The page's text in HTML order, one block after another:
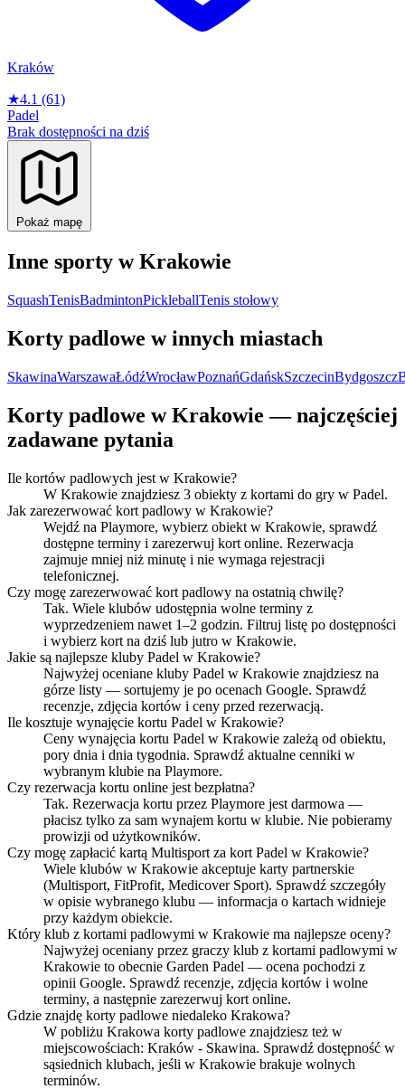
Kraków
★4.1 (61)
Padel
Brak dostępności na dziś
Pokaż mapę
Inne sporty w Krakowie
SquashTenisBadmintonPickleballTenis stołowy
Korty padlowe w innych miastach
SkawinaWarszawaŁódźWrocławPoznańGdańskSzczecinBydgoszcz
Korty padlowe w Krakowie — najczęściej
zadawane pytania
Ile kortów padlowych jest w Krakowie?
W Krakowie znajdziesz 3 obiekty z kortami do gry w Padel.
Jak zarezerwować kort padlowy w Krakowie?
Wejdź na Playmore, wybierz obiekt w Krakowie, sprawdź
dostępne terminy i zarezerwuj kort online. Rezerwacja
zajmuje mniej niż minutę i nie wymaga rejestracji
telefonicznej.
Czy mogę zarezerwować kort padlowy na ostatnią chwilę?
Tak. Wiele klubów udostępnia wolne terminy z
wyprzedzeniem nawet 1–2 godzin. Filtruj listę po dostępności
i wybierz kort na dziś lub jutro w Krakowie.
Jakie są najlepsze kluby Padel w Krakowie?
Najwyżej oceniane kluby Padel w Krakowie znajdziesz na
górze listy — sortujemy je po ocenach Google. Sprawdź
recenzje, zdjęcia kortów i ceny przed rezerwacją.
Ile kosztuje wynajęcie kortu Padel w Krakowie?
Ceny wynajęcia kortu Padel w Krakowie zależą od obiektu,
pory dnia i dnia tygodnia. Sprawdź aktualne cenniki w
wybranym klubie na Playmore.
Czy rezerwacja kortu online jest bezpłatna?
Tak. Rezerwacja kortu przez Playmore jest darmowa —
płacisz tylko za sam wynajem kortu w klubie. Nie pobieramy
prowizji od użytkowników.
Czy mogę zapłacić kartą Multisport za kort Padel w Krakowie?
Wiele klubów w Krakowie akceptuje karty partnerskie
(Multisport, FitProfit, Medicover Sport). Sprawdź szczegóły
w opisie wybranego klubu — informacja o kartach widnieje
przy każdym obiekcie.
Który klub z kortami padlowymi w Krakowie ma najlepsze oceny?
Najwyżej oceniany przez graczy klub z kortami padlowymi w
Krakowie to obecnie Garden Padel — ocena pochodzi z
opinii Google. Sprawdź recenzje, zdjęcia kortów i wolne
terminy, a następnie zarezerwuj kort online.
Gdzie znajdę korty padlowe niedaleko Krakowa?
W pobliżu Krakowa korty padlowe znajdziesz też w
miejscowościach: Kraków - Skawina. Sprawdź dostępność w
sąsiednich klubach, jeśli w Krakowie brakuje wolnych
terminów.